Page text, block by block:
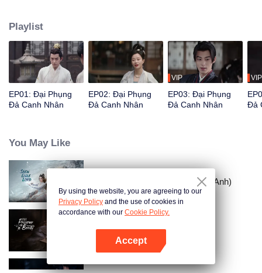
Playlist
EP01: Đại Phụng
Đả Canh Nhân
EP02: Đại Phụng
Đả Canh Nhân
VIP
EP03: Đại Phụng
Đả Canh Nhân
VIP
Đả
You May Like
Tuyết Ưng Lĩnh Chủ (Bản Tiếng Anh)
Khom Lưng
By using the website, you are agreeing to our
Privacy Policy and the use of cookies in
accordance with our Cookie Policy.
Accept